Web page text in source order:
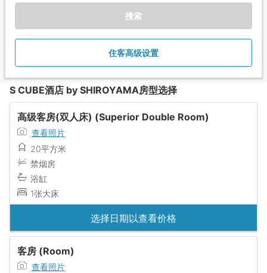
搜索
住客高级设置
S CUBE酒店 by SHIROYAMA房型选择
高级客房(双人床) (Superior Double Room)
查看照片
20平方米
禁烟房
浴缸
1张大床
选择日期以查看价格
客房 (Room)
查看照片